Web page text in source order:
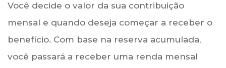
Você decide o valor da sua contribuição
mensal e quando deseja começar a receber o
benefício. Com base na reserva acumulada,
você passará a receber uma renda mensal